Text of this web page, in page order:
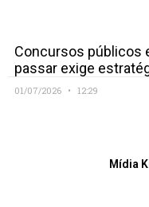
Concursos públicos
passar exige
01/07/2026 12:29
Mídia